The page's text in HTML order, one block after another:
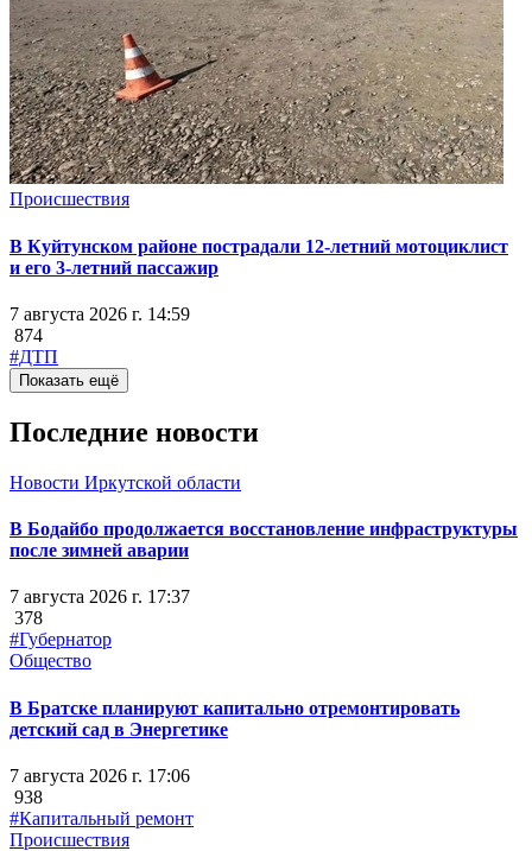
Происшествия
В Куйтунском районе пострадали 12-летний мотоциклист
и его 3-летний пассажир
7 августа 2026 г. 14:59
874
#ДТП
Показать ещё
Последние новости
Новости Иркутской области
В Бодайбо продолжается восстановление инфраструктуры
после зимней аварии
7 августа 2026 г. 17:37
378
#Губернатор
Общество
В Братске планируют капитально отремонтировать
детский сад в Энергетике
7 августа 2026 г. 17:06
938
#Капитальный ремонт
Происшествия